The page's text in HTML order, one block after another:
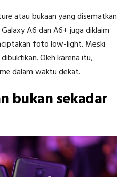
atau bukaan yang disematkan
A6 dan A6+ juga diklaim
foto low-light. Meski
Oleh karena itu,
dalam waktu dekat.
bukan sekadar